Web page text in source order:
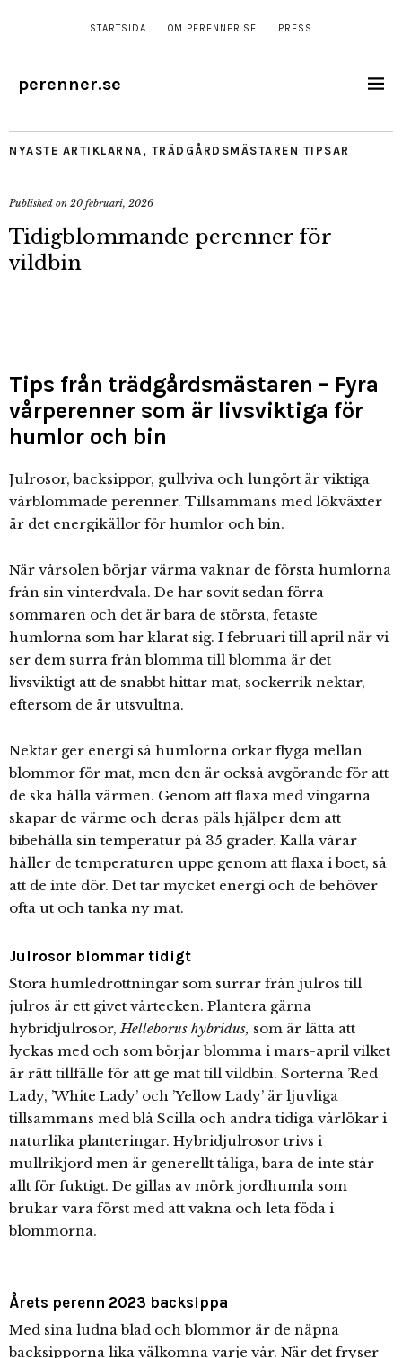
STARTSIDA OM PERENNER.SE PRESS
perenner.se
NYASTE ARTIKLARNA , TRÄDGÅRDSMÄSTAREN TIPSAR
Published on 20 februari, 2026
Tidigblommande perenner för
vildbin
Tips från trädgårdsmästaren – Fyra
vårperenner som är livsviktiga för
humlor och bin
Julrosor, backsippor, gullviva och lungört är viktiga
vårblommade perenner. Tillsammans med lökväxter
är det energikällor för humlor och bin.
När vårsolen börjar värma vaknar de första humlorna
från sin vinterdvala. De har sovit sedan förra
sommaren och det är bara de största, fetaste
humlorna som har klarat sig. I februari till april när vi
ser dem surra från blomma till blomma är det
livsviktigt att de snabbt hittar mat, sockerrik nektar,
eftersom de är utsvultna.
Nektar ger energi så humlorna orkar flyga mellan
blommor för mat, men den är också avgörande för att
de ska hålla värmen. Genom att flaxa med vingarna
skapar de värme och deras päls hjälper dem att
bibehålla sin temperatur på 35 grader. Kalla vårar
håller de temperaturen uppe genom att flaxa i boet, så
att de inte dör. Det tar mycket energi och de behöver
ofta ut och tanka ny mat.
Julrosor blommar tidigt
Stora humledrottningar som surrar från julros till
julros är ett givet vårtecken. Plantera gärna
hybridjulrosor,Helleborus hybridus, som är lätta att
lyckas med och som börjar blomma i mars-april vilket
är rätt tillfälle för att ge mat till vildbin. Sorterna ’Red
Lady, ’White Lady’ och ’Yellow Lady’ är ljuvliga
tillsammans med blå Scilla och andra tidiga vårlökar i
naturlika planteringar. Hybridjulrosor trivs i
mullrikjord men är generellt tåliga, bara de inte står
allt för fuktigt. De gillas av mörk jordhumla som
brukar vara först med att vakna och leta föda i
blommorna.
Årets perenn 2023 backsippa
Med sina ludna blad och blommor är de näpna
backsipporna lika välkomna varje vår. När det fryser